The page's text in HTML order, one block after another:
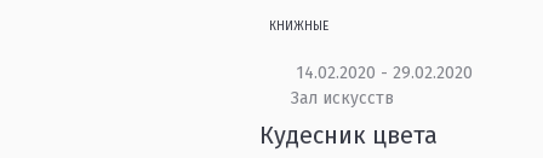
КНИЖНЫЕ
14.02.2020 - 29.02.2020
Зал искусств
Кудесник цвета